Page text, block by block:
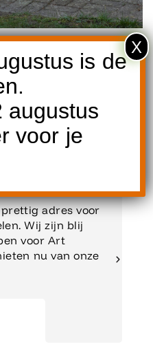
adres voor
Wij zijn blij
voor Art
nu van onze
is de
augustus
voor je
X